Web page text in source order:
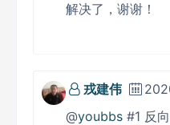
解决了，谢谢！
戎建伟
@youbbs #1 反